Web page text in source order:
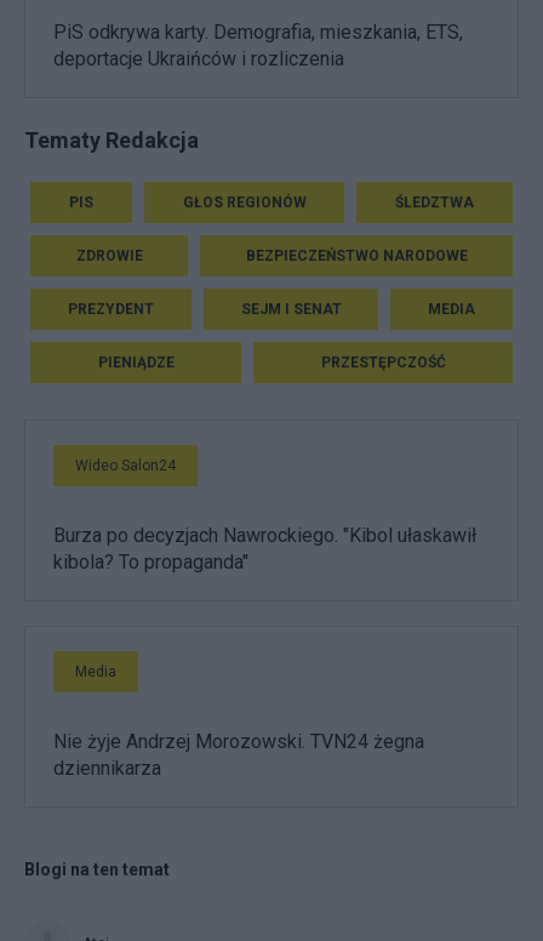
PiS odkrywa karty. Demografia, mieszkania, ETS,
deportacje Ukraińców i rozliczenia
Tematy Redakcja
PIS GŁOS REGIONÓW ŚLEDZTWA
ZDROWIE BEZPIECZEŃSTWO NARODOWE
PREZYDENT SEJM I SENAT MEDIA
PIENIĄDZE PRZESTĘPCZOŚĆ
Wideo Salon24
Burza po decyzjach Nawrockiego. "Kibol ułaskawił
kibola? To propaganda"
Media
Nie żyje Andrzej Morozowski. TVN24 żegna
dziennikarza
Blogi na ten temat